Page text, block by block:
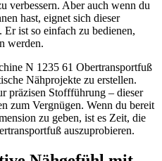
verbessern. Aber auch wenn du
hast, eignet sich dieser
ist so einfach zu bedienen,
werden.
N 1235 61 Obertransportfuß
Nähprojekte zu erstellen.
präzisen Stoffführung – dieser
zum Vergnügen. Wenn du bereit
zu geben, ist es Zeit, die
auszuprobieren.